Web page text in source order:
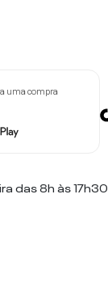
uma compra
das 8h às 17h30